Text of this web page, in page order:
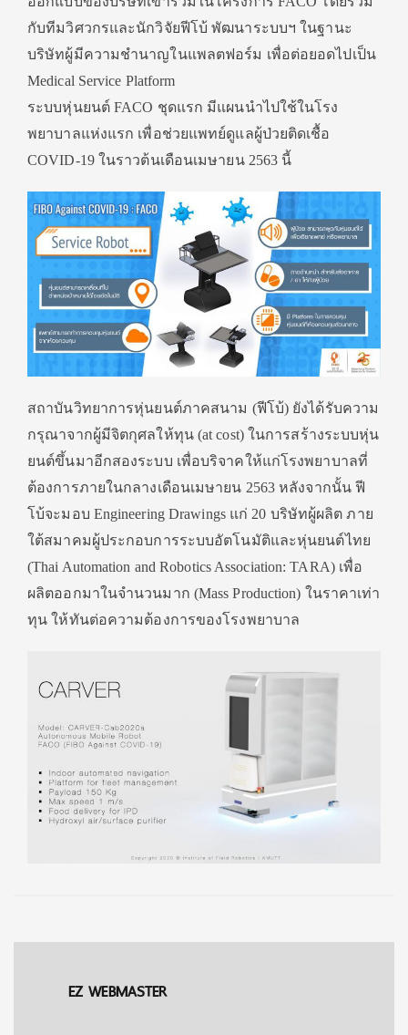
กับทีมวิศวกรและนักวิจัยฟีโบ้ พัฒนาระบบฯ ในฐานะ
บริษัทผู้มีความชำนาญในแพลตฟอร์ม เพื่อต่อยอดไปเป็น
Medical Service Platform
ระบบหุ่นยนต์ FACO ชุดแรก มีแผนนำไปใช้ในโรง
พยาบาลแห่งแรก เพื่อช่วยแพทย์ดูแลผู้ป่วยติดเชื้อ
COVID-19 ในราวต้นเดือนเมษายน 2563 นี้
สถาบันวิทยาการหุ่นยนต์ภาคสนาม (ฟีโบ้) ยังได้รับความ
กรุณาจากผู้มีจิตกุศลให้ทุน (at cost) ในการสร้างระบบหุ่น
ยนต์ขึ้นมาอีกสองระบบ เพื่อบริจาคให้แก่โรงพยาบาลที่
ต้องการภายในกลางเดือนเมษายน 2563 หลังจากนั้น ฟี
โบ้จะมอบ Engineering Drawings แก่ 20 บริษัทผู้ผลิต ภาย
ใต้สมาคมผู้ประกอบการระบบอัตโนมัติและหุ่นยนต์ไทย
(Thai Automation and Robotics Association: TARA) เพื่อ
ผลิตออกมาในจำนวนมาก (Mass Production) ในราคาเท่า
ทุน ให้ทันต่อความต้องการของโรงพยาบาล
EZ WEBMASTER